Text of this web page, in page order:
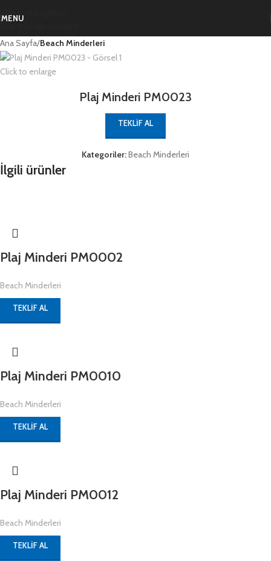
Skip to navigation
MENU
Ana Sayfa Beach Minderleri
Click to enlarge
Plaj Minderi PM0023
TEKLIF AL
Kategoriler:Beach Minderleri
İlgili ürünler
Plaj Minderi PM0002
Beach Minderleri
TEKLIF AL
Plaj Minderi PM0010
Beach Minderleri
TEKLIF AL
Plaj Minderi PM0012
Beach Minderleri
TEKLIF AL